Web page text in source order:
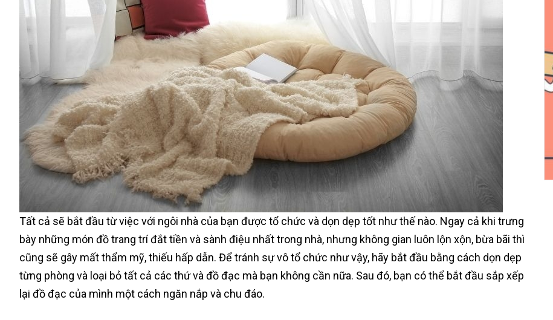
Tất cả sẽ bắt đầu từ việc với ngôi nhà của bạn được tổ chức và dọn dẹp tốt như thế nào. Ngay cả khi trưng
bày những món đồ trang trí đắt tiền và sành điệu nhất trong nhà, nhưng không gian luôn lộn xộn, bừa bãi thì
cũng sẽ gây mất thẩm mỹ, thiếu hấp dẫn. Để tránh sự vô tổ chức như vậy, hãy bắt đầu bằng cách dọn dẹp
từng phòng và loại bỏ tất cả các thứ và đồ đạc mà bạn không cần nữa. Sau đó, bạn có thể bắt đầu sắp xếp
lại đồ đạc của mình một cách ngăn nắp và chu đáo.